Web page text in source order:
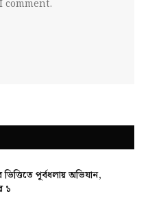
পূর্বধলায় অভিযান,
১